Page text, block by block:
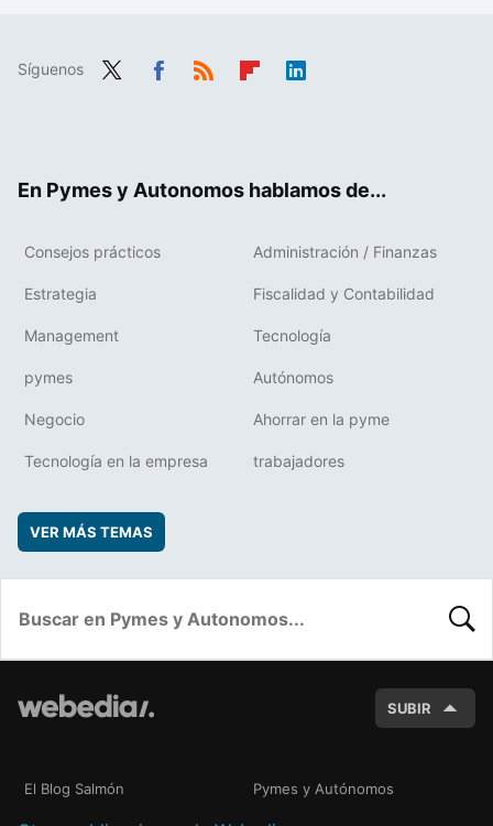
Síguenos
En Pymes y Autonomos hablamos de...
Consejos prácticos Administración / Finanzas
Estrategia Fiscalidad y Contabilidad
Management Tecnología
pymes Autónomos
Negocio Ahorrar en la pyme
Tecnología en la empresa trabajadores
VER MÁS TEMAS
SUBIR
El Blog Salmón Pymes y Autónomos